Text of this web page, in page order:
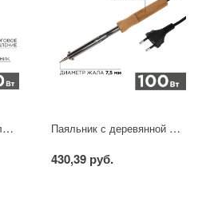
Паяльная станция (паяльник + фен), модель R852AD+, 100-500°C, LED дисплей REXANT Паяльник с деревянной ручкой, серия WOOD, 100Вт, 230В, блистер PROconnect
430,39 руб.